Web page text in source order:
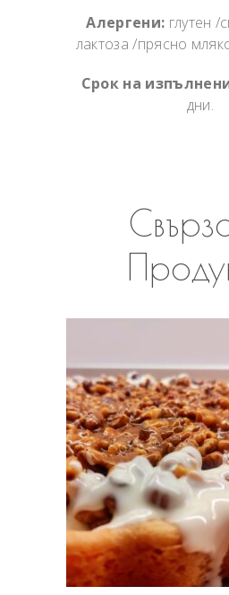
Алергени: глутен /
лактоза /прясно
Срок на
дни.
ОПЦИИ